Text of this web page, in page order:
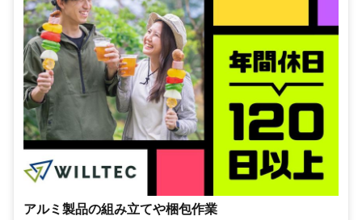
アルミ製品の組み立てや梱包作業